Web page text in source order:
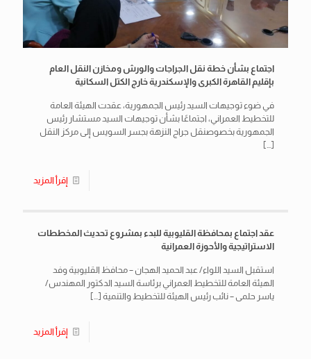
اجتماع بشأن خطة نقل الجراجات والورش ومخازن النقل العام
بإقليم القاهرة الكبرى والإسكندرية خارج الكتل السكانية
في ضوء توجيهات السيد رئيس الجمهورية، عقدت الهيئة العامة
للتخطيط العمراني، اجتماعًا بشأن توجيهات السيد مستشار رئيس
الجمهورية بخصوصنقل جراج النزهة بجسر السويس إلى مركز النقل
[…]
إقرأ المزيد
عقد اجتماع بمحافظة القليوبية للبدء بمشروع تحديث المخططات
الاستراتيجية والأحوزة العمرانية
استقبل السيد اللواء/ عبد الحميد الهجان – محافظ القليوبية وفد
الهيئة العامة للتخطيط العمراني برئاسة السيد الدكتور المهندس/
ياسر حلمى – نائب رئيس الهيئة للتخطيط والتنمية […]
إقرأ المزيد